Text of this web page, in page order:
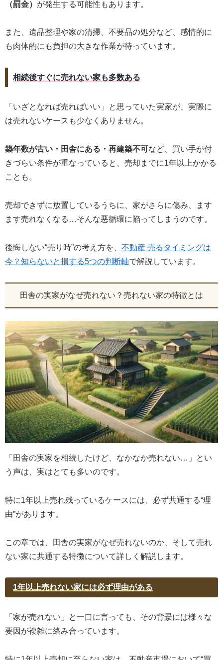
（罰金） が発生する可能性もあります。
また、遺品整理や家の清掃、不要品の処分など、感情的に
も肉体的にも負担の大きな作業が待っています。
相続後すぐに売れない家も多数ある
「いざとなれば売ればいい」と思っていた実家が、実際に
は売れないケースも少なくありません。
築年数が古い・田舎にある・再建築不可など、買い手が付
きづらい条件が重なっていると、売却までに1年以上かかる
ことも。
売却できずに放置しているうちに、家がさらに傷み、ます
ます売れなくなる…そんな悪循環に陥ってしまうのです。
後悔しない“売り時”の考え方を、 不動産 売るタイミングは
今？知らないと損する5つの判断軸で解説しています。
田舎の実家がなぜ売れない？売れない家の特徴とは
「田舎の実家を相続したけど、なかなか売れない…」とい
う声は、実はとても多いのです。
特に1年以上売れ残っているケースには、必ず共通する“理
由”があります。
この章では、田舎の実家がなぜ売れないのか、そして売れ
ない家に共通する特徴について詳しく解説します。
1年以上売れない家には必ず理由がある
「家が売れない」と一口に言っても、その背景には様々な
要因が複雑に絡み合っています。